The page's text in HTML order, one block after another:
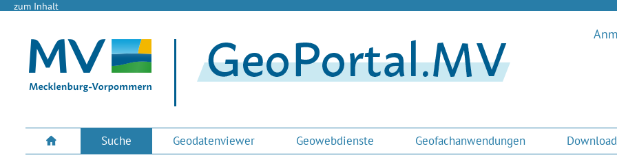
zum Inhalt
Suche Geodatenviewer Geowebdienste Geofachanwendungen